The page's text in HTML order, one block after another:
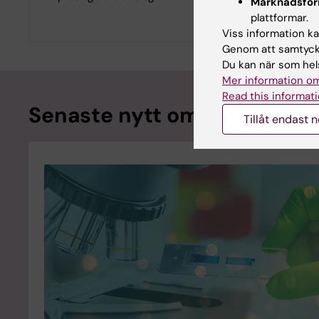
Senaste nytt om utdelade
plattformar.
Viss information
Genom att
Du kan när som
Mer information
Read this
Tillåt endast